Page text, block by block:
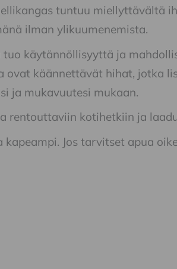
tuntuu miellyttävältä
ilman ylikuumenemista.
tuo käytännöllisyyttä ja
ovat käännettävät hihat, jotka
ja mukavuutesi mukaan.
rentouttaviin kotihetkiin ja
Jos tarvitset apua